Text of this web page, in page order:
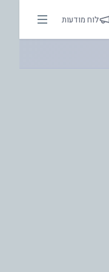
לוח מודעות